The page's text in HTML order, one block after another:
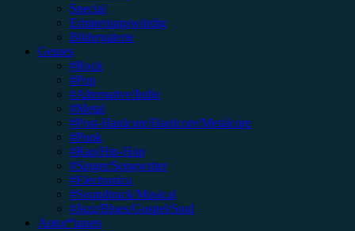
Special
Erinnerungswürdig
Bildergalerie
Genres
#Rock
#Pop
#Alternative/Indie
#Metal
#Post-Hardcore/Hardcore/Metalcore
#Punk
#Rap/Hip-Hop
#Singer/Songwriter
#Electronica
#Soundtrack/Musical
#Jazz/Blues/Gospel/Soul
Autor*innen